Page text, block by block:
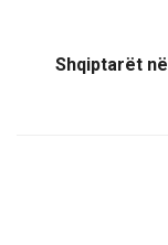
Shqiptarët